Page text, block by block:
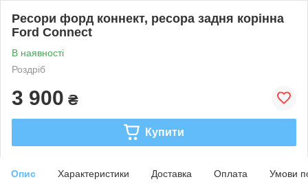
Ресори форд коннект, ресора задня корінна
Ford Connect
В наявності
Роздріб
3 900 ₴
Купити
Опис Характеристики Доставка Оплата Умови